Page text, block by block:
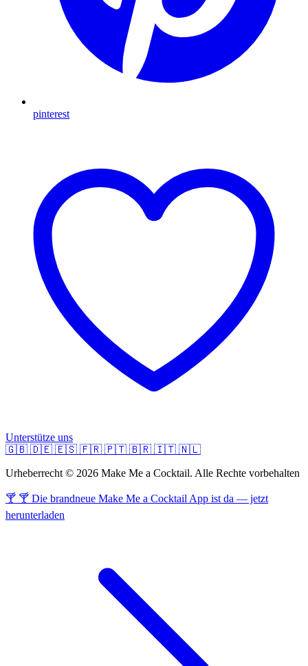
pinterest
Unterstütze uns
🇬🇧 🇩🇪 🇪🇸 🇫🇷 🇵🇹 🇧🇷 🇮🇹 🇳🇱
Urheberrecht © 2026 Make Me a Cocktail. Alle Rechte vorbehalten
🍸 🍸 Die brandneue Make Me a Cocktail App ist da — jetzt
herunterladen